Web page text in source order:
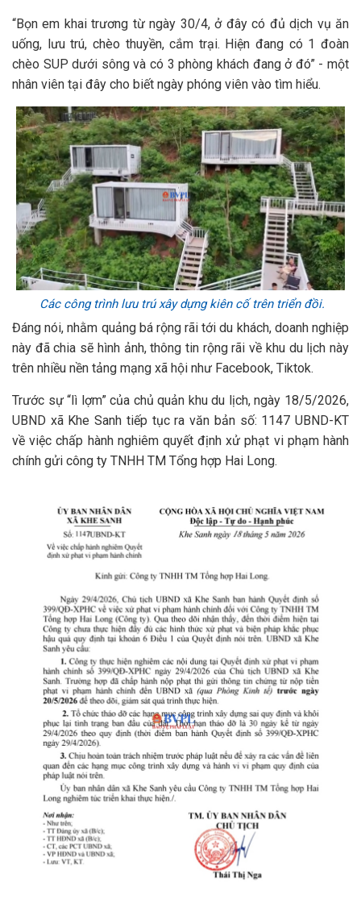
“Bọn em khai trương từ ngày 30/4, ở đây có đủ dịch vụ ăn
uống, lưu trú, chèo thuyền, cắm trại. Hiện đang có 1 đoàn
chèo SUP dưới sông và có 3 phòng khách đang ở đó” - một
nhân viên tại đây cho biết ngày phóng viên vào tìm hiểu.
Các công trình lưu trú xây dựng kiên cố trên triển đồi.
Đáng nói, nhằm quảng bá rộng rãi tới du khách, doanh nghiệp
này đã chia sẽ hình ảnh, thông tin rộng rãi về khu du lịch này
trên nhiều nền tảng mạng xã hội như Facebook, Tiktok.
Trước sự “lì lợm” của chủ quản khu du lịch, ngày 18/5/2026,
UBND xã Khe Sanh tiếp tục ra văn bản số: 1147 UBND-KT
về việc chấp hành nghiêm quyết định xử phạt vi phạm hành
chính gửi công ty TNHH TM Tổng hợp Hai Long.